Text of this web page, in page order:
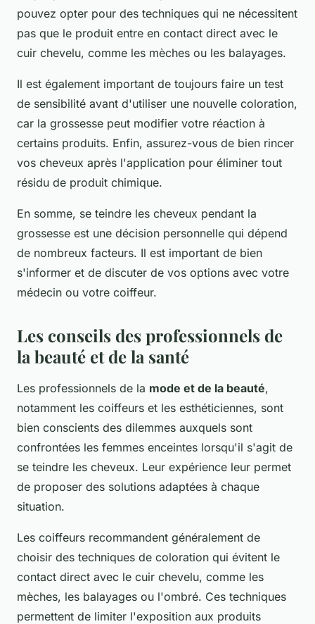
pouvez opter pour des techniques qui ne nécessitent
pas que le produit entre en contact direct avec le
cuir chevelu, comme les mèches ou les balayages.
Il est également important de toujours faire un test
de sensibilité avant d'utiliser une nouvelle coloration,
car la grossesse peut modifier votre réaction à
certains produits. Enfin, assurez-vous de bien rincer
vos cheveux après l'application pour éliminer tout
résidu de produit chimique.
En somme, se teindre les cheveux pendant la
grossesse est une décision personnelle qui dépend
de nombreux facteurs. Il est important de bien
s'informer et de discuter de vos options avec votre
médecin ou votre coiffeur.
Les conseils des professionnels de
la beauté et de la santé
Les professionnels de la mode et de la beauté,
notamment les coiffeurs et les esthéticiennes, sont
bien conscients des dilemmes auxquels sont
confrontées les femmes enceintes lorsqu'il s'agit de
se teindre les cheveux. Leur expérience leur permet
de proposer des solutions adaptées à chaque
situation.
Les coiffeurs recommandent généralement de
choisir des techniques de coloration qui évitent le
contact direct avec le cuir chevelu, comme les
mèches, les balayages ou l'ombré. Ces techniques
permettent de limiter l'exposition aux produits